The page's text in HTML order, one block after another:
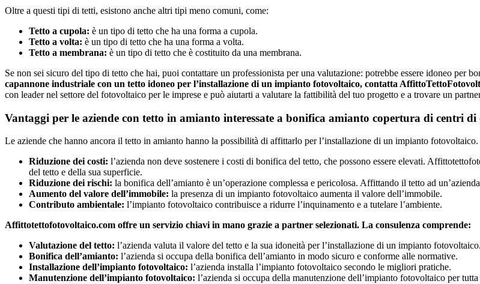
Oltre a questi tipi di tetti, esistono anche altri tipi meno comuni, come:
Tetto a cupola: è un tipo di tetto che ha una forma a cupola.
Tetto a volta: è un tipo di tetto che ha una forma a volta.
Tetto a membrana: è un tipo di tetto che è costituito da una membrana.
Se non sei sicuro del tipo di tetto che hai, puoi contattare un professionista per una valutazione: potrebbe essere idoneo per
capannone industriale con un tetto idoneo per l’installazione di un impianto fotovoltaico, contatta
con leader nel settore del fotovoltaico per le imprese e può aiutarti a valutare la fattibilità del tuo progetto e a trovare un
Vantaggi per le aziende con tetto in amianto interessate a bonifica amianto copertura di centri
Le aziende che hanno ancora il tetto in amianto hanno la possibilità di affittarlo per l’installazione di un impianto
Riduzione dei costi: l’azienda non deve sostenere i costi di bonifica del tetto, che possono essere elevati.
del tetto e della sua superficie.
Riduzione dei rischi: la bonifica dell’amianto è un’operazione complessa e pericolosa. Affittando il tetto ad
Aumento del valore dell’immobile: la presenza di un impianto fotovoltaico aumenta il valore dell’immobile.
Contributo ambientale: l’impianto fotovoltaico contribuisce a ridurre l’inquinamento e a tutelare l’ambiente.
Affittotettofotovoltaico.com offre un servizio chiavi in mano grazie a partner selezionati. La consulenza comprende:
Valutazione del tetto: l’azienda valuta il valore del tetto e la sua idoneità per l’installazione di un impianto fotovoltaico.
Bonifica dell’amianto: l’azienda si occupa della bonifica dell’amianto in modo sicuro e conforme alle normative.
Installazione dell’impianto fotovoltaico: l’azienda installa l’impianto fotovoltaico secondo le migliori pratiche.
Manutenzione dell’impianto fotovoltaico: l’azienda si occupa della manutenzione dell’impianto fotovoltaico per